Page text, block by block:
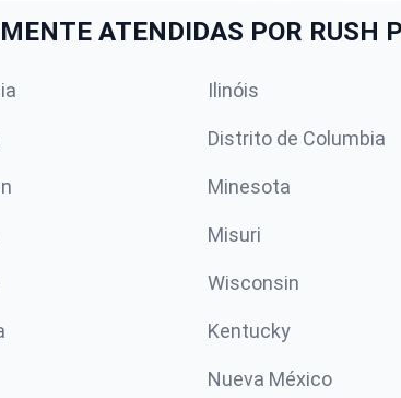
ATENDIDAS POR RUSH
Ilinóis
Distrito de Columbia
Minesota
Misuri
Wisconsin
Kentucky
Nueva México